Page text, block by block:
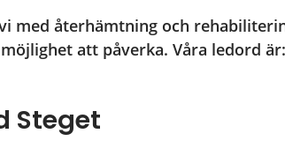
med återhämtning och
att påverka. Våra ledord
Steget